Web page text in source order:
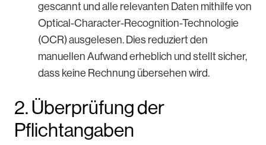
gescannt und alle relevanten Daten mithilfe von
Optical-Character-Recognition-Technologie
(OCR) ausgelesen. Dies reduziert den
manuellen Aufwand erheblich und stellt sicher,
dass keine Rechnung übersehen wird.
2. Überprüfung der
Pflichtangaben